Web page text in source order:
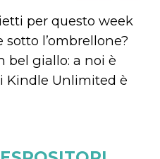
per questo week
l’ombrellone?
bel giallo: a noi è
Kindle Unlimited è
di accedere
servizio.
afferma
il profilo
ciascun
datr viene